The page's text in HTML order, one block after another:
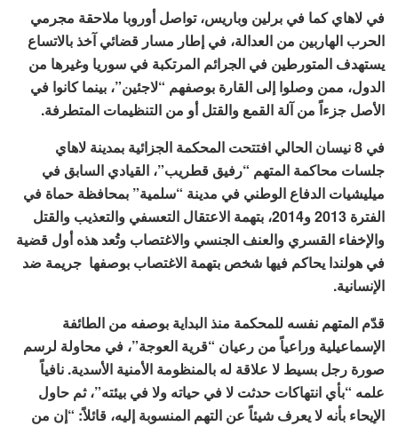
في لاهاي كما في برلين وباريس، تواصل أوروبا ملاحقة مجرمي
الحرب الهاربين من العدالة، في إطار مسار قضائي آخذ بالاتساع
يستهدف المتورطين في الجرائم المرتكبة في سوريا وغيرها من
الدول، ممن وصلوا إلى القارة بوصفهم “لاجئين”، بينما كانوا في
الأصل جزءاً من آلة القمع والقتل أو من التنظيمات المتطرفة.
في 8 نيسان الحالي افتتحت المحكمة الجزائية بمدينة لاهاي
جلسات محاكمة المتهم “رفيق قطريب”، القيادي السابق في
ميليشيات الدفاع الوطني في مدينة “سلمية” بمحافظة حماة في
الفترة 2013 و2014، بتهمة الاعتقال التعسفي والتعذيب والقتل
والإخفاء القسري والعنف الجنسي والاغتصاب وتُعد هذه أول قضية
في هولندا يحاكم فيها شخص بتهمة الاغتصاب بوصفها جريمة ضد
الإنسانية.
قدّم المتهم نفسه للمحكمة منذ البداية بوصفه من الطائفة
الإسماعيلية وراعياً من رعيان “قرية العوجة”، في محاولة لرسم
صورة رجل بسيط لا علاقة له بالمنظومة الأمنية الأسدية. نافياً
علمه “بأي انتهاكات حدثت لا في حياته ولا في بيئته”، ثم حاول
الإيحاء بأنه لا يعرف شيئاً عن التهم المنسوبة إليه، قائلاً: “إن من